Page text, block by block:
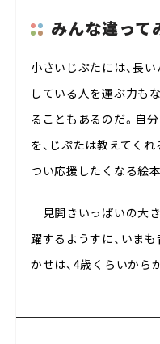
みんな違って
小さいじぷたには、長
している人を運ぶ力も
ることもあるのだ。自
を、じぷたは教えてくれ
つい応援したくなる絵本
見開きいっぱいの大
躍するようすに、いま
かせは、4歳くらいから